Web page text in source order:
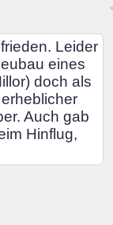
Leider
eines
doch als
Auch gab
Hinflug,